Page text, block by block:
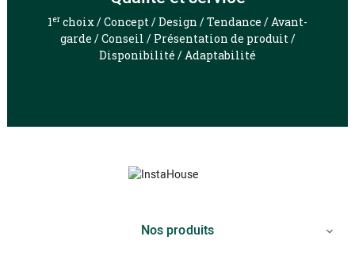
1er choix / Concept / Design / Tendance / Avant-
garde / Conseil / Présentation de produit /
Disponibilité / Adaptabilité
Nos produits 